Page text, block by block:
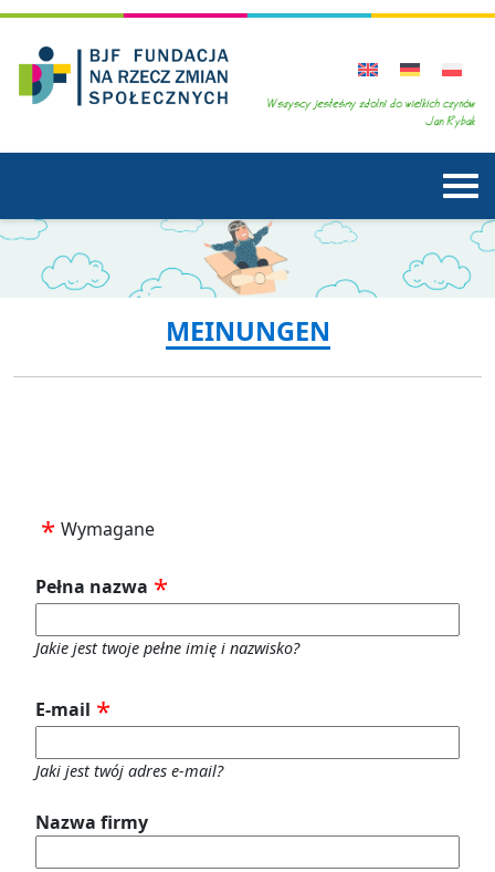
MEINUNGEN
Wymagane
Pełna nazwa
Jakie jest twoje pełne imię i nazwisko?
E-mail
Jaki jest twój adres e-mail?
Nazwa firmy